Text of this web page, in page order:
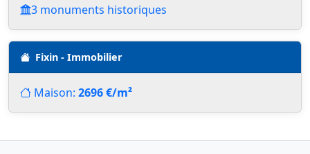
3 monuments historiques
Fixin - Immobilier
Maison: 2696 €/m²